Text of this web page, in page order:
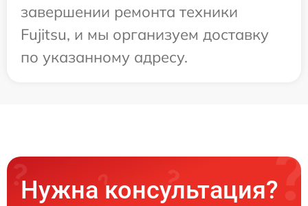
завершении ремонта техники
Fujitsu, и мы организуем доставку
по указанному адресу.
Нужна консультация?